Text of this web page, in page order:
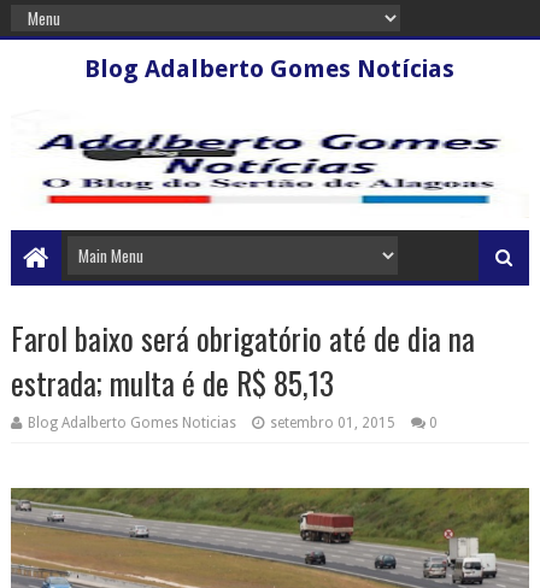
Blog Adalberto Gomes Notícias
Farol baixo será obrigatório até de dia na
estrada; multa é de R$ 85,13
Blog Adalberto Gomes Noticias setembro 01, 2015 0